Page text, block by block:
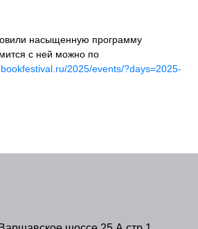
насыщенную программу
с ней можно по
2025/events/?days=2025-